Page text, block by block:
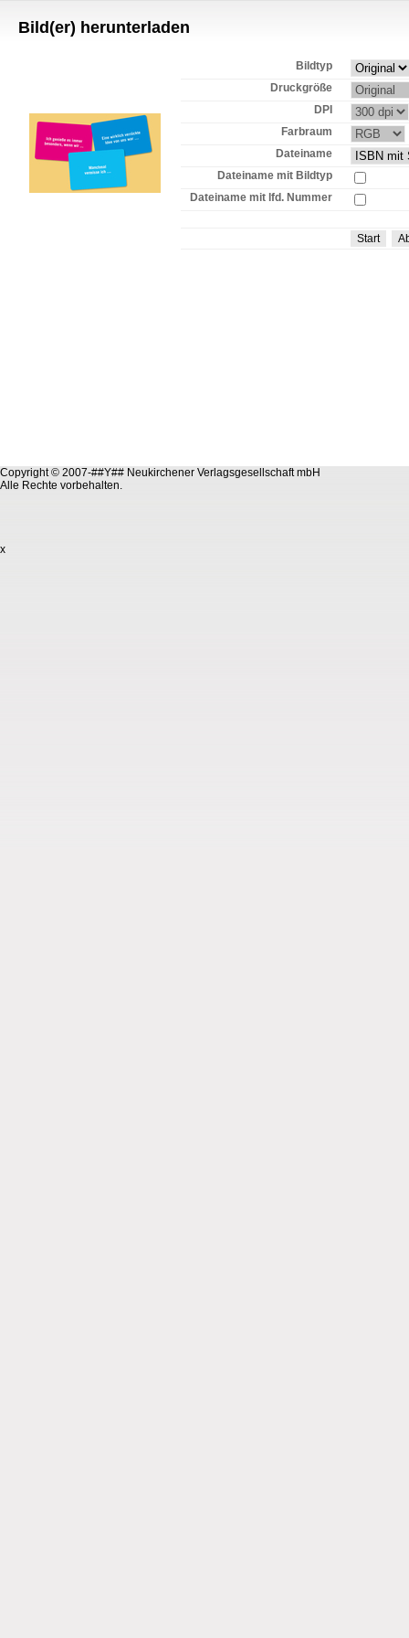
Bild(er) herunterladen
Bildtyp
Druckgröße
DPI
Farbraum
Dateiname
Dateiname mit Bildtyp
Dateiname mit lfd. Nummer
Copyright © 2007-##Y## Neukirchener Verlagsgesellschaft mbH
Alle Rechte vorbehalten.
x